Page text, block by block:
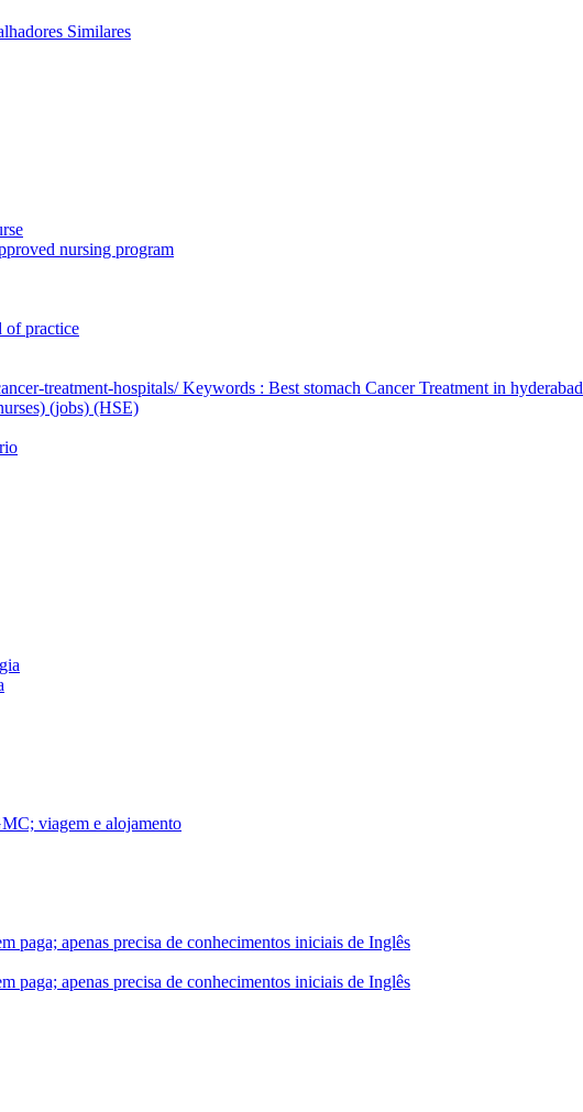
Similares
nursing program
of practice
treatment-hospitals/ Keywords : Best stomach Cancer Treatment in hyderabad
(jobs) (HSE)
viagem e alojamento
paga; apenas precisa de conhecimentos iniciais de Inglês
paga; apenas precisa de conhecimentos iniciais de Inglês